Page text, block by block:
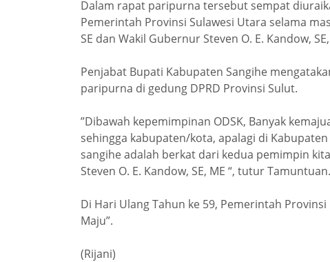
Dalam rapat paripurna tersebut sempat
Pemerintah Provinsi Sulawesi Utara selama
SE dan Wakil Gubernur Steven O. E. Kandow,
Penjabat Bupati Kabupaten Sangihe
paripurna di gedung DPRD Provinsi Sulut.
”Dibawah kepemimpinan ODSK, Banyak
sehingga kabupaten/kota, apalagi di
sangihe adalah berkat dari kedua pemimpin
Steven O. E. Kandow, SE, ME “, tutur Tamuntuan.
Di Hari Ulang Tahun ke 59, Pemerintah
Maju”.
(Rijani)